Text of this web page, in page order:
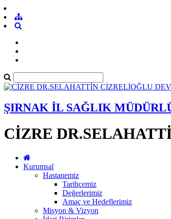
ŞIRNAK İL SAĞLIK
CİZRE
Kurumsal
Hastanemiz
Tarihçemiz
Değerlerimiz
Amaç ve Hedeflerimiz
Misyon & Vizyon